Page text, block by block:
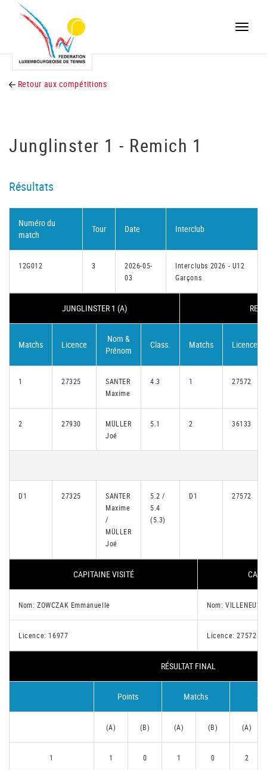
Toggle
Retour aux compétitions
Junglinster 1 - Remich 1
Résultats
Numéro du
match
Tour Date Interclub
12G012 3
2026-05-
03
Interclubs 2026 - U12
Garçons
JUNGLINSTER 1 (A)
Matchs Licence
Nom &
Prénom
Class. Matchs Licence
1 27325
SANTER
Maxime
4.3 1 27572
2 27930
MÜLLER
Joé
5.1 2 36133
D1 27325
SANTER
Maxime
/
MÜLLER
Joé
5.2 /
5.4
(5.3)
D1 27572
CAPITAINE VISITÉ
Nom: ZOWCZAK Emmanuelle Nom:
Licence: 16977 Licence: 27572
RÉSULTAT FINAL
Points Matchs
(A) (B) (A) (B) (A)
1 1 0 1 0 2